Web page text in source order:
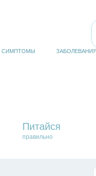
СИМПТОМЫ ЗАБОЛЕВАНИЯ
Питайся
правильно